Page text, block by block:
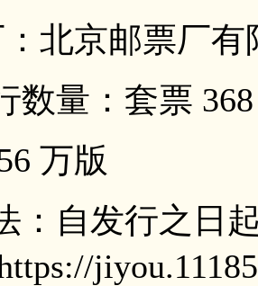
：北京邮票厂
数量：套票
万版
：自发行之日